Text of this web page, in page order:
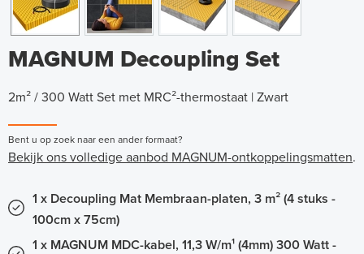
MAGNUM Decoupling Set
2m² / 300 Watt Set met MRC²-thermostaat | Zwart
Bent u op zoek naar een ander formaat?
Bekijk ons volledige aanbod MAGNUM-ontkoppelingsmatten.
1 x Decoupling Mat Membraan-platen, 3 m² (4 stuks -
100cm x 75cm)
1 x MAGNUM MDC-kabel, 11,3 W/m¹ (4mm) 300 Watt -